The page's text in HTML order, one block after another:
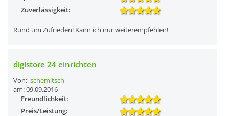
Zuverlässigkeit:
Rund um Zufrieden! Kann ich nur weiterempfehlen!
digistore 24 einrichten
Von: schemitsch
am: 09.09.2016
Freundlichkeit:
Preis/Leistung: